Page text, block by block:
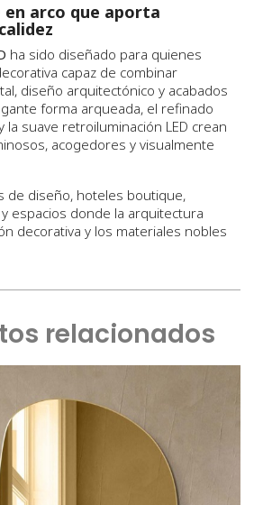
en arco que aporta
ha sido diseñado para quienes
capaz de combinar
diseño arquitectónico y acabados
forma arqueada, el refinado
la suave retroiluminación LED crean
acogedores y visualmente
de diseño, hoteles boutique,
espacios donde la arquitectura
decorativa y los materiales nobles
relacionados